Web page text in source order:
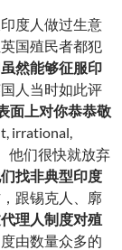
度人做过生意
国殖民者都犯
然能够征服印
人当时如此评
面上对你恭恭敬
irrational,
他们很快就放弃
找非典型印度
跟锡克人、廓
理人制度对殖
由数量众多的